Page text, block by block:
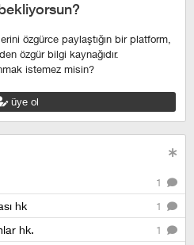
özgürce paylaştığın bir platform,
özgür bilgi kaynağıdır.
istemez misin?
üye ol
1
1
hk
1
hk.